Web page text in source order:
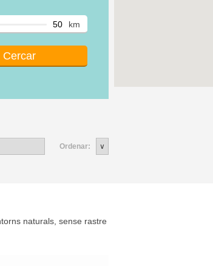
km
Ordenar:
naturals, sense rastre